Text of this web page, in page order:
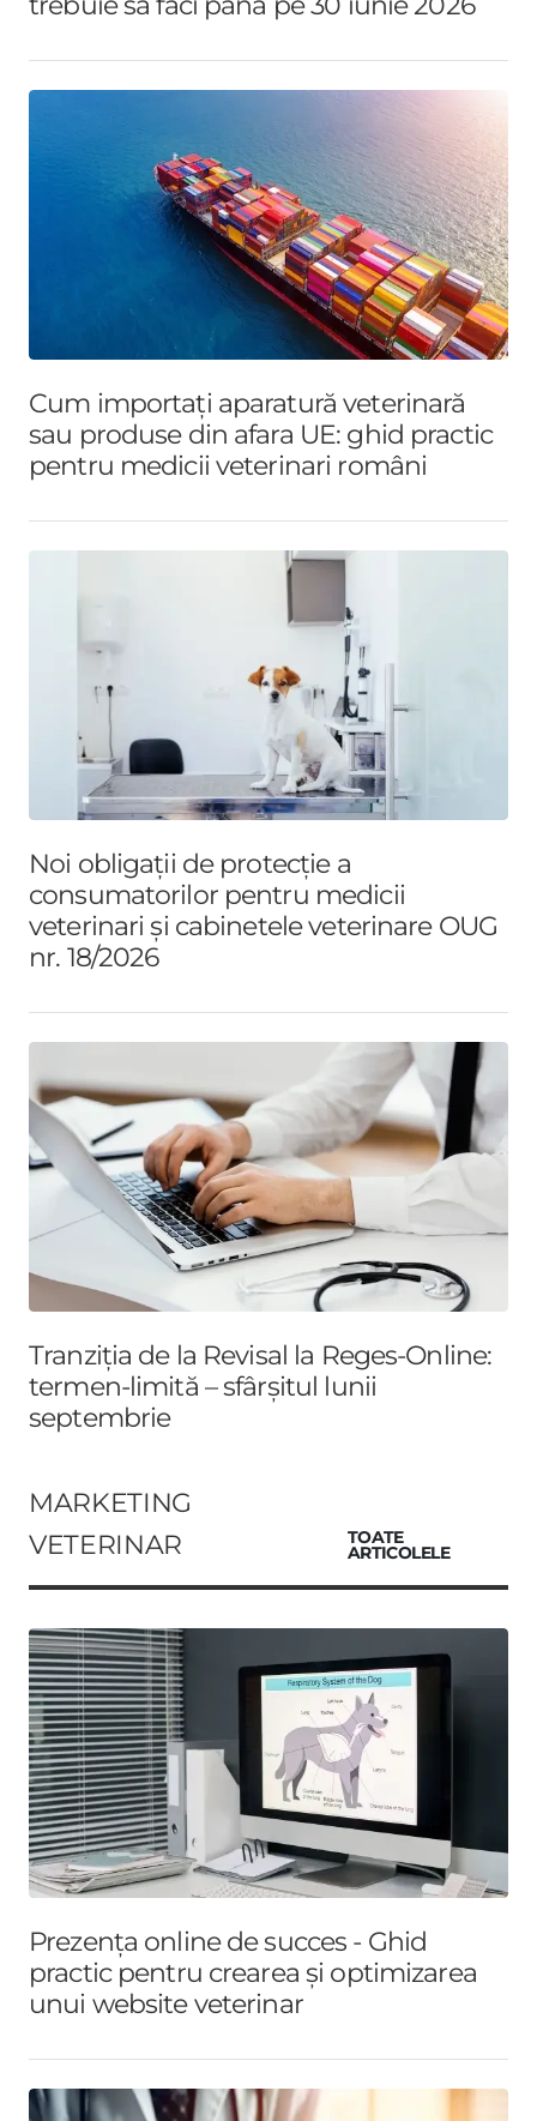
Cum importați aparatură veterinară
sau produse din afara UE: ghid practic
pentru medicii veterinari români
Noi obligații de protecție a
consumatorilor pentru medicii
veterinari și cabinetele veterinare OUG
nr. 18/2026
Tranziția de la Revisal la Reges-Online:
termen-limită – sfârșitul lunii
septembrie
MARKETING
VETERINAR
TOATE
ARTICOLELE
Prezența online de succes - Ghid
practic pentru crearea și optimizarea
unui website veterinar